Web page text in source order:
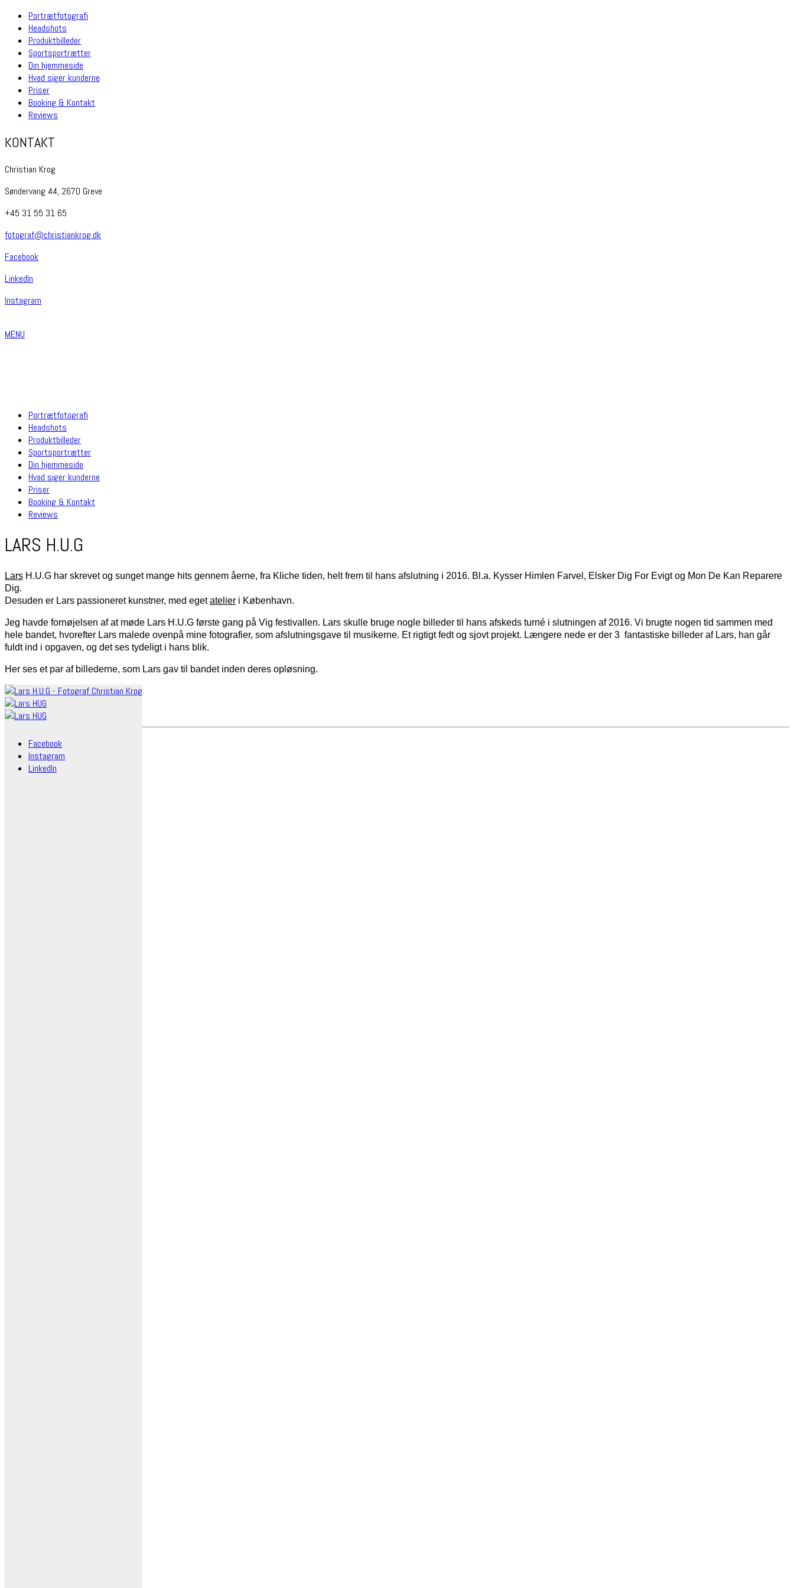
Portrætfotografi
Headshots
Produktbilleder
Sportsportrætter
Din hjemmeside
Hvad siger kunderne
Priser
Booking & Kontakt
Reviews
KONTAKT
Christian Krog
Søndervang 44, 2670 Greve
+45 31 55 31 65
fotograf@christiankrog.dk
Facebook
Linkedln
Instagram
MENU
Portrætfotografi
Headshots
Produktbilleder
Sportsportrætter
Din hjemmeside
Hvad siger kunderne
Priser
Booking & Kontakt
Reviews
LARS H.U.G
Lars H.U.G har skrevet og sunget mange hits gennem åerne, fra Kliche tiden, helt frem til hans afslutning i 2016. Bl.a. Kysser Himlen Farvel, Elsker Dig For Evigt og Mon De Kan Reparere
Dig.
Desuden er Lars passioneret kunstner, med egetatelier i København.
Jeg havde fornøjelsen af at møde Lars H.U.G første gang på Vig festivallen. Lars skulle bruge nogle billeder til hans afskeds turné i slutningen af 2016. Vi brugte nogen tid sammen med
hele bandet, hvorefter Lars malede ovenpå mine fotografier, som afslutningsgave til musikerne. Et rigtigt fedt og sjovt projekt. Længere nede er der 3 fantastiske billeder af Lars, han går
fuldt ind i opgaven, og det ses tydeligt i hans blik.
Her ses et par af billederne, som Lars gav til bandet inden deres opløsning.
Facebook
Instagram
LinkedIn